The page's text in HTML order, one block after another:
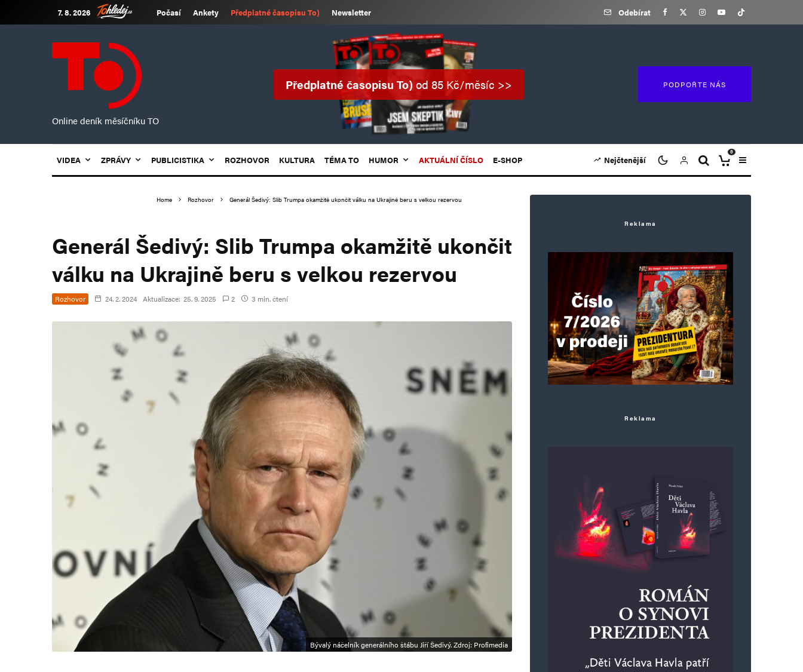
7. 8. 2026 Počasí Ankety Předplatné časopisu To) Newsletter Odebírat
Online deník měsíčníku TO
Předplatné časopisu To)od 85 Kč/měsíc >> PODPOŘTE NÁS
VIDEA ZPRÁVY PUBLICISTIKA ROZHOVOR KULTURA TÉMA TO HUMOR AKTUÁLNÍ ČÍSLO E-SHOP Nejčtenější
0
Home Rozhovor Generál Šedivý: Slib Trumpa okamžitě ukončit válku na Ukrajině beru s velkou rezervou
Generál Šedivý: Slib Trumpa okamžitě ukončit
válku na Ukrajině beru s velkou rezervou
Rozhovor 24. 2. 2024 Aktualizace: 25. 9. 2025 2 3 min. čtení
Bývalý náčelník generálního štábu Jiří Šedivý. Zdroj: Profimedia
Reklama
Reklama